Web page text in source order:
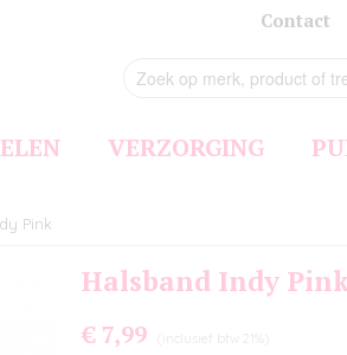
Contact
VERZORGING
Pink
Halsband Indy
€ 7,99 (inclusief btw 21%)